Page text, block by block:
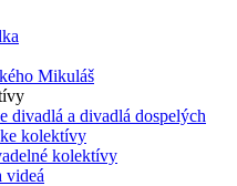
Mikuláš
divadlá a divadlá dospelých
kolektívy
kolektívy
videá